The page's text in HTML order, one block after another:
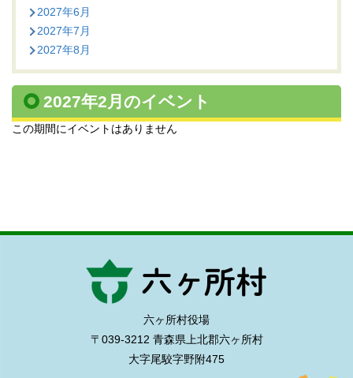
2027年6月
2027年7月
2027年8月
2027年2月のイベント
この期間にイベントはありません
六ヶ所村役場
〒039-3212 青森県上北郡六ヶ所村
大字尾駮字野附475